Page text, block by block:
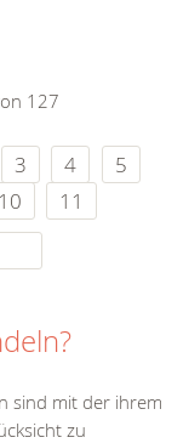
127
3 4
5
10
11
sind mit der ihrem
zu